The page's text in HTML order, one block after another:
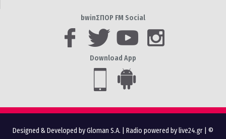
bwinΣΠΟΡ FM Social
Download App
Designed & Developed by Gloman S.A. Radio powered by live24.gr | ©